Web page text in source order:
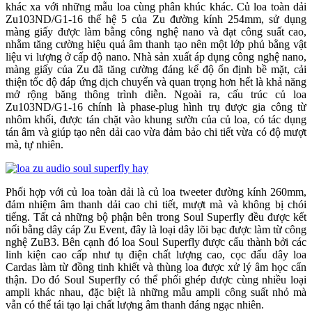
khác xa với những mẫu loa cùng phân khúc khác. Củ loa toàn dải
Zu103ND/G1-16 thế hệ 5 của Zu đường kính 254mm, sử dụng
màng giấy được làm bằng công nghệ nano và đạt công suất cao,
nhằm tăng cường hiệu quả âm thanh tạo nên một lớp phủ bằng vật
liệu vi lượng ở cấp độ nano. Nhà sản xuất áp dụng công nghệ nano,
màng giấy của Zu đã tăng cường đáng kể độ ổn định bề mặt, cải
thiện tốc độ đáp ứng dịch chuyển và quan trọng hơn hết là khả năng
mở rộng băng thông trình diễn. Ngoài ra, cấu trúc củ loa
Zu103ND/G1-16 chính là phase-plug hình trụ được gia công từ
nhôm khối, được tán chặt vào khung sườn của củ loa, có tác dụng
tán âm và giúp tạo nên dải cao vừa đảm bảo chi tiết vừa có độ mượt
mà, tự nhiên.
Phối hợp với củ loa toàn dải là củ loa tweeter đường kính 260mm,
đảm nhiệm âm thanh dải cao chi tiết, mượt mà và không bị chói
tiếng. Tất cả những bộ phận bên trong Soul Superfly đều được kết
nối bằng dây cáp Zu Event, đây là loại dây lõi bạc được làm từ công
nghệ ZuB3. Bên cạnh đó loa Soul Superfly được cấu thành bởi các
linh kiện cao cấp như tụ điện chất lượng cao, cọc đấu dây loa
Cardas làm từ đồng tinh khiết và thùng loa được xử lý âm học cẩn
thận. Do đó Soul Superfly có thể phối ghép được cùng nhiều loại
ampli khác nhau, đặc biệt là những mẫu ampli công suất nhỏ mà
vẫn có thể tái tạo lại chất lượng âm thanh đáng ngạc nhiên.